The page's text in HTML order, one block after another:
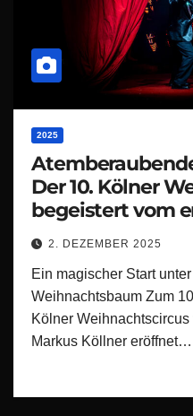
2025
Der 10. Kölner
begeistert vom
letzten Moment!
2. DEZEMBER 2025
Ein magischer Start
Weihnachtsbaum Zum
Kölner
Markus Köllner eröffnet…